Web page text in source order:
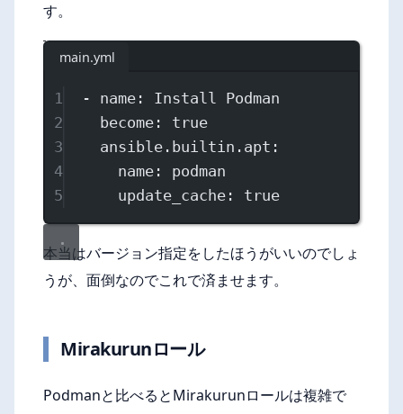
す。
main.yml
1 - name : Install Podman
2
become : true
3
ansible.builtin.apt :
4
name : podman
5
update_cache : true
本当はバージョン指定をしたほうがいいのでしょ
うが、面倒なのでこれで済ませます。
Mirakurunロール
Podmanと比べるとMirakurunロールは複雑で